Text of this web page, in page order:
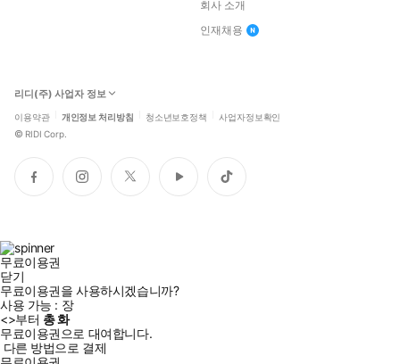
회사 소개
인재채용
리디(주) 사업자 정보
이용약관 개인정보 처리방침 청소년보호정책 사업자정보확인
© RIDI Corp.
페
이
인
스
트
위
유
튜
틱
톡
무료이용권
닫기
무료이용권을 사용하시겠습니까?
사용 가능 : 장
<>부터 총화
무료이용권으로 대여합니다.
다른 방법으로 결제